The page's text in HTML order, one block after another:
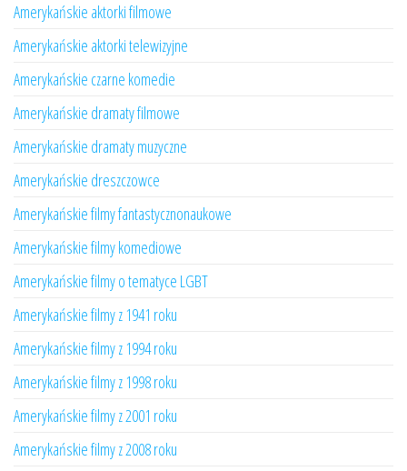
Amerykańskie aktorki filmowe
Amerykańskie aktorki telewizyjne
Amerykańskie czarne komedie
Amerykańskie dramaty filmowe
Amerykańskie dramaty muzyczne
Amerykańskie dreszczowce
Amerykańskie filmy fantastycznonaukowe
Amerykańskie filmy komediowe
Amerykańskie filmy o tematyce LGBT
Amerykańskie filmy z 1941 roku
Amerykańskie filmy z 1994 roku
Amerykańskie filmy z 1998 roku
Amerykańskie filmy z 2001 roku
Amerykańskie filmy z 2008 roku